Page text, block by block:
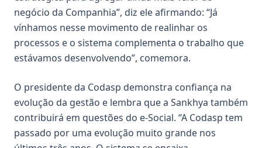
negócio da Companhia”, diz ele afirmando: “Já
vínhamos nesse movimento de realinhar os
processos e o sistema complementa o trabalho que
estávamos desenvolvendo”, comemora.
O presidente da Codasp demonstra confiança na
evolução da gestão e lembra que a Sankhya também
contribuirá em questões do e-Social. “A Codasp tem
passado por uma evolução muito grande nos